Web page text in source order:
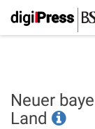
Neuer
Land